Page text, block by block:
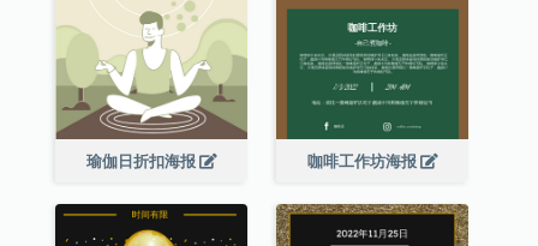
瑜伽日折扣海报 咖啡工作坊海报